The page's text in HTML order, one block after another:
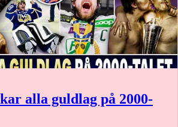
alla guldlag på 2000-